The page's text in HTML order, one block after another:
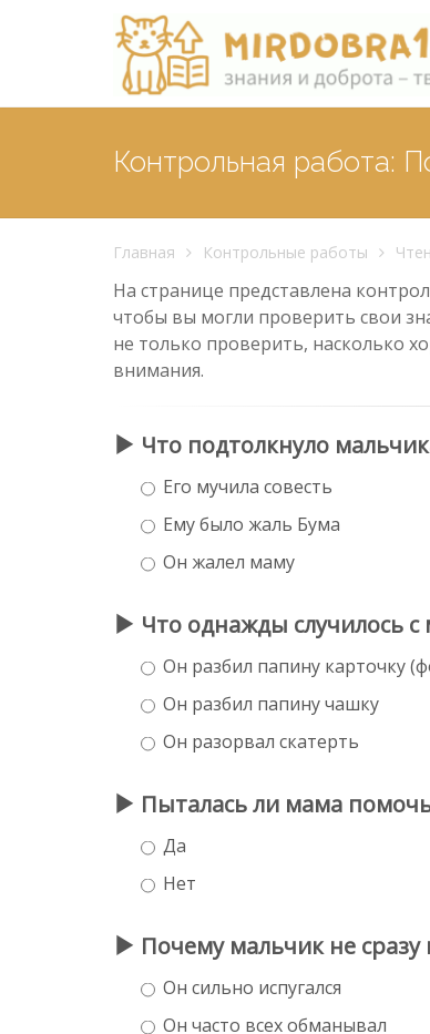
Контрольная работа:
Главная Контрольные работы
На странице представлена
чтобы вы могли проверить свои
не только проверить, насколько
внимания.
Что подтолкнуло
Его мучила совесть
Ему было жаль Бума
Он жалел маму
Что однажды случилось с
Он разбил папину карточку
Он разбил папину чашку
Он разорвал скатерть
Пыталась ли мама
Да
Нет
Почему мальчик не сразу
Он сильно испугался
Он часто всех обманывал